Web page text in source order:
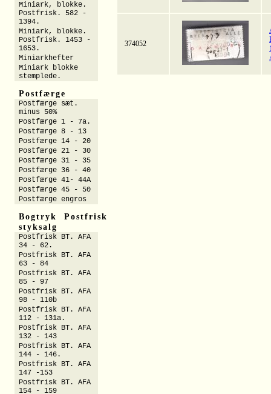
374052
Miniark, blokke.
Postfrisk. 582 -
1394.
Miniark, blokke.
Postfrisk. 1453 -
1653.
Miniarkhefter
Miniark blokke
stemplede.
Postfærge
Postfærge sæt.
minus 50%
Postfærge 1 - 7a.
Postfærge 8 - 13
Postfærge 14 - 20
Postfærge 21 - 30
Postfærge 31 - 35
Postfærge 36 - 40
Postfærge 41- 44A
Postfærge 45 - 50
Postfærge engros
Bogtryk Postfrisk
styksalg
Postfrisk BT. AFA
34 - 62.
Postfrisk BT. AFA
63 - 84
Postfrisk BT. AFA
85 - 97
Postfrisk BT. AFA
98 - 110b
Postfrisk BT. AFA
112 - 131a.
Postfrisk BT. AFA
132 - 143
Postfrisk BT. AFA
144 - 146.
Postfrisk BT. AFA
147 -153
Postfrisk BT. AFA
154 - 159